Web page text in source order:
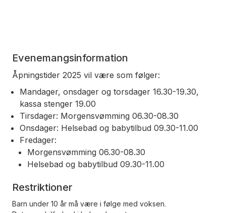
Evenemangsinformation
Åpningstider 2025 vil være som følger:
Mandager, onsdager og torsdager 16.30-19.30,
kassa stenger 19.00
Tirsdager: Morgensvømming 06.30-08.30
Onsdager: Helsebad og babytilbud 09.30-11.00
Fredager:
Morgensvømming 06.30-08.30
Helsebad og babytilbud 09.30-11.00
Restriktioner
Barn under 10 år må være i følge med voksen.